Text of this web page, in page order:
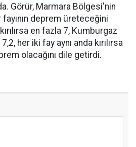
Görür, Marmara Bölgesi'nin
deprem üreteceğini
en fazla 7, Kumburgaz
her iki fay aynı anda kırılırsa
olacağını dile getirdi.